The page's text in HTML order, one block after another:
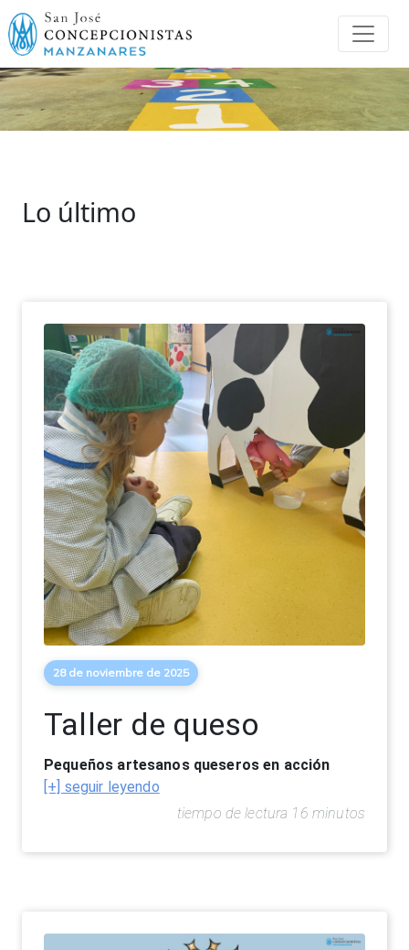
Lo último
28 de noviembre de 2025
Taller de queso
Pequeños artesanos queseros en acción
[+] seguir leyendo
tiempo de lectura 16 minutos